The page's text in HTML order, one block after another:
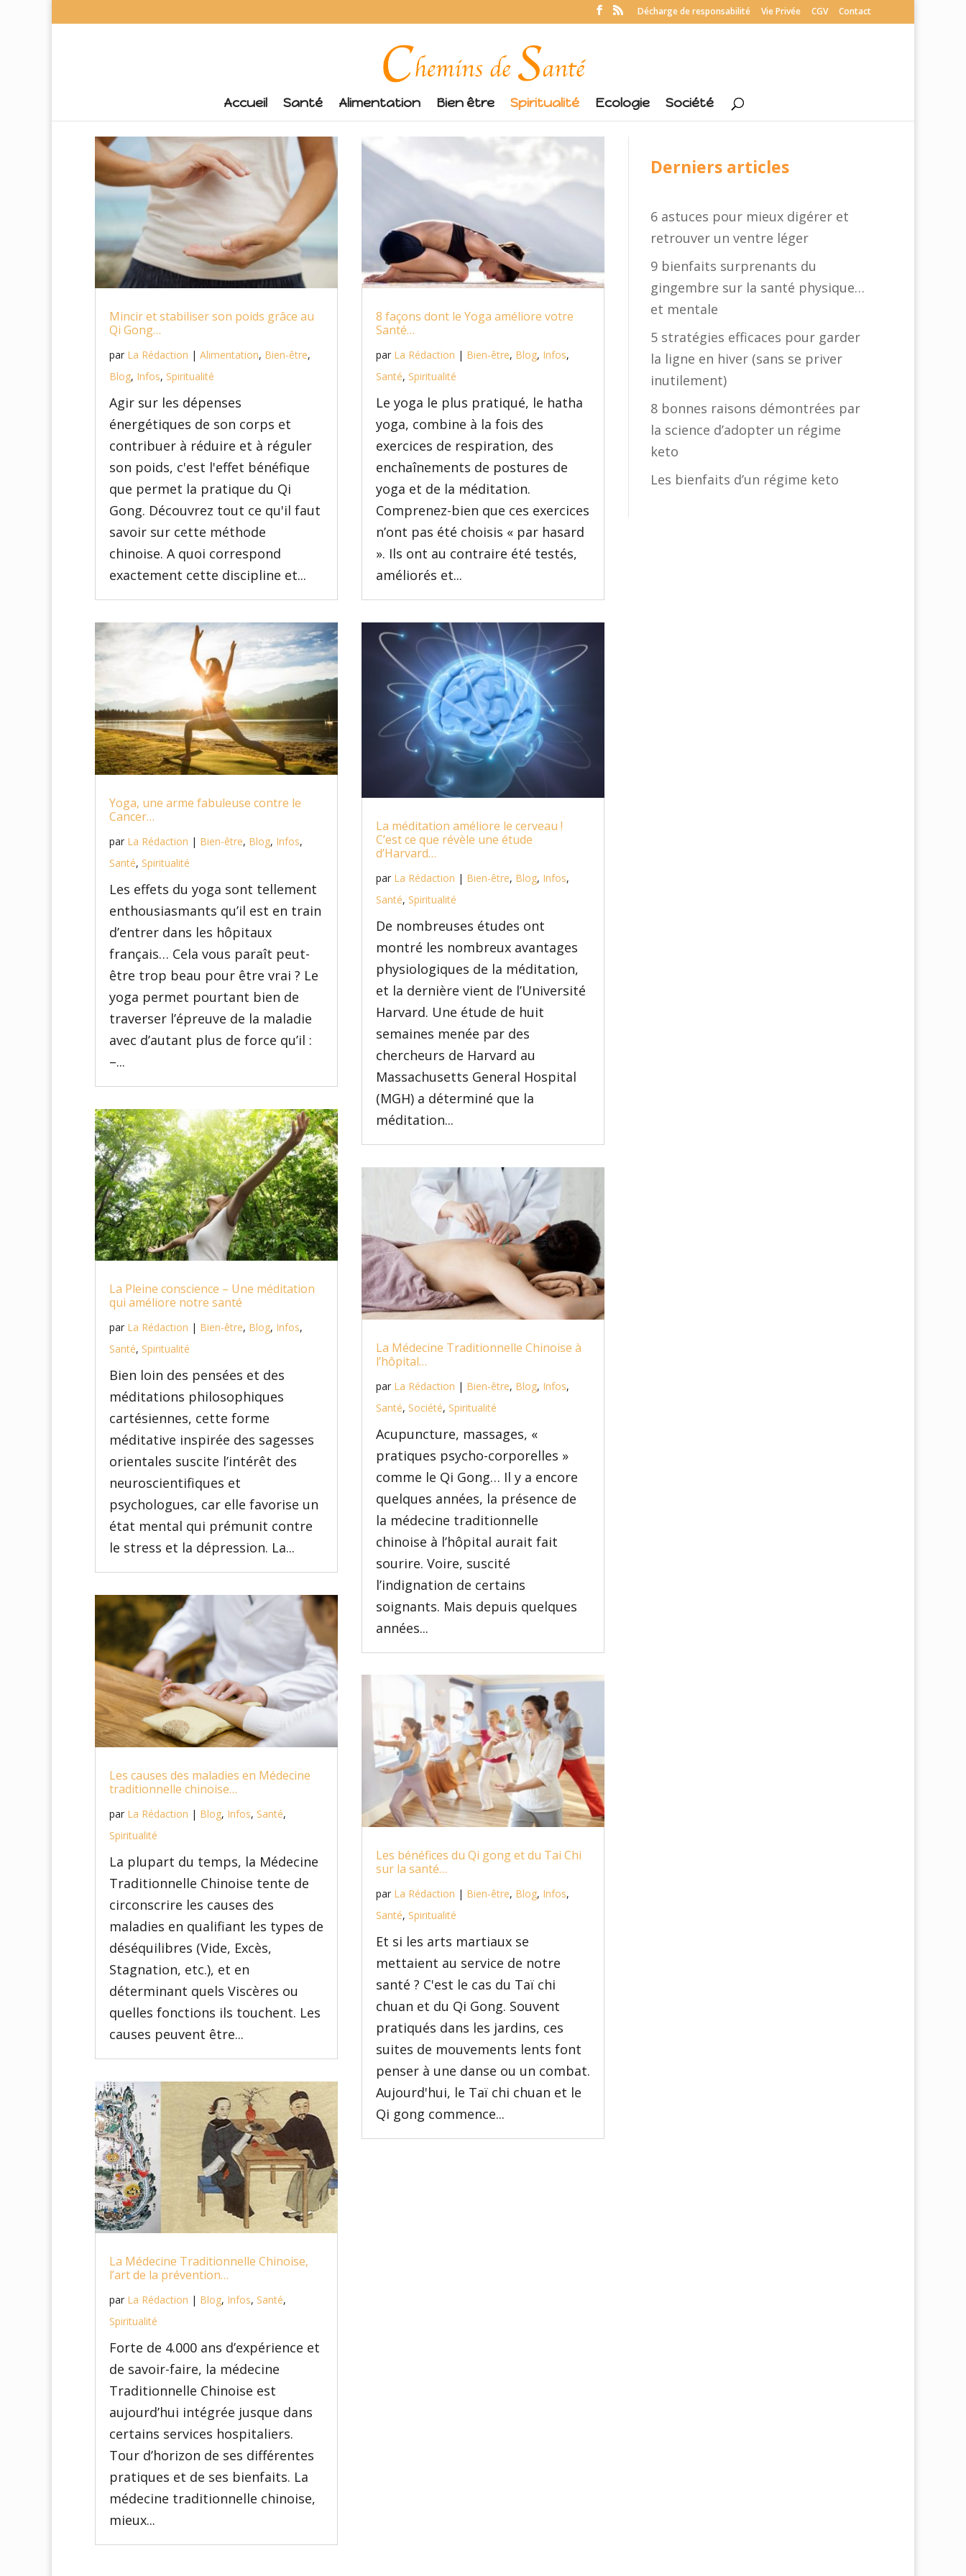
Décharge de responsabilité Vie Privée CGV Contact
Accueil Santé Alimentation Bien être Spiritualité Ecologie Société
Mincir et stabiliser son poids grâce au
Qi Gong…
par La Rédaction | Alimentation, Bien-être,
Blog, Infos, Spiritualité
Agir sur les dépenses
énergétiques de son corps et
contribuer à réduire et à réguler
son poids, c'est l'effet bénéfique
que permet la pratique du Qi
Gong. Découvrez tout ce qu'il faut
savoir sur cette méthode
chinoise. A quoi correspond
exactement cette discipline et...
Yoga, une arme fabuleuse contre le
Cancer…
par La Rédaction | Bien-être, Blog, Infos,
Santé, Spiritualité
Les effets du yoga sont tellement
enthousiasmants qu’il est en train
d’entrer dans les hôpitaux
français… Cela vous paraît peut-
être trop beau pour être vrai ? Le
yoga permet pourtant bien de
traverser l’épreuve de la maladie
avec d’autant plus de force qu’il :
–...
La Pleine conscience – Une méditation
qui améliore notre santé
par La Rédaction | Bien-être, Blog, Infos,
Santé, Spiritualité
Bien loin des pensées et des
méditations philosophiques
cartésiennes, cette forme
méditative inspirée des sagesses
orientales suscite l’intérêt des
neuroscientifiques et
psychologues, car elle favorise un
état mental qui prémunit contre
le stress et la dépression. La...
Les causes des maladies en Médecine
traditionnelle chinoise…
par La Rédaction | Blog, Infos, Santé,
Spiritualité
La plupart du temps, la Médecine
Traditionnelle Chinoise tente de
circonscrire les causes des
maladies en qualifiant les types de
déséquilibres (Vide, Excès,
Stagnation, etc.), et en
déterminant quels Viscères ou
quelles fonctions ils touchent. Les
causes peuvent être...
La Médecine Traditionnelle Chinoise,
l’art de la prévention…
par La Rédaction | Blog, Infos, Santé,
Spiritualité
Forte de 4.000 ans d’expérience et
de savoir-faire, la médecine
Traditionnelle Chinoise est
aujourd’hui intégrée jusque dans
certains services hospitaliers.
Tour d’horizon de ses différentes
pratiques et de ses bienfaits. La
médecine traditionnelle chinoise,
mieux...
8 façons dont le Yoga améliore votre
Santé…
par La Rédaction | Bien-être, Blog, Infos,
Santé, Spiritualité
Le yoga le plus pratiqué, le hatha
yoga, combine à la fois des
exercices de respiration, des
enchaînements de postures de
yoga et de la méditation.
Comprenez-bien que ces exercices
n’ont pas été choisis « par hasard
». Ils ont au contraire été testés,
améliorés et...
La méditation améliore le cerveau !
C’est ce que révèle une étude
d’Harvard…
par La Rédaction | Bien-être, Blog, Infos,
Santé, Spiritualité
De nombreuses études ont
montré les nombreux avantages
physiologiques de la méditation,
et la dernière vient de l’Université
Harvard. Une étude de huit
semaines menée par des
chercheurs de Harvard au
Massachusetts General Hospital
(MGH) a déterminé que la
méditation...
La Médecine Traditionnelle Chinoise à
l’hôpital…
par La Rédaction | Bien-être, Blog, Infos,
Santé, Société, Spiritualité
Acupuncture, massages, «
pratiques psycho-corporelles »
comme le Qi Gong… Il y a encore
quelques années, la présence de
la médecine traditionnelle
chinoise à l’hôpital aurait fait
sourire. Voire, suscité
l’indignation de certains
soignants. Mais depuis quelques
années...
Les bénéfices du Qi gong et du Tai Chi
sur la santé…
par La Rédaction | Bien-être, Blog, Infos,
Santé, Spiritualité
Et si les arts martiaux se
mettaient au service de notre
santé ? C'est le cas du Taï chi
chuan et du Qi Gong. Souvent
pratiqués dans les jardins, ces
suites de mouvements lents font
penser à une danse ou un combat.
Aujourd'hui, le Taï chi chuan et le
Qi gong commence...
Derniers articles
6 astuces pour mieux digérer et
retrouver un ventre léger
9 bienfaits surprenants du
gingembre sur la santé physique…
et mentale
5 stratégies efficaces pour garder
la ligne en hiver (sans se priver
inutilement)
8 bonnes raisons démontrées par
la science d’adopter un régime
keto
Les bienfaits d’un régime keto